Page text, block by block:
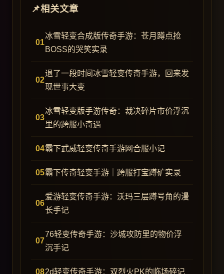
相关文章
冰雪轻变合成版传奇手游：苍月蹲点抢
BOSS的哭笑实录
退了一段时间冰雪轻变传奇手游，回来发
现世事大变
冰雪轻变版手游传奇：裁决碎片市价浮沉
里的跨服小奇遇
霸下武威轻变传奇手游网合服小记
霸下传奇轻变手游｜跨服打宝蹲矿实录
爱游轻变传奇手游：沃玛三层蹲号角的漫
长手记
76轻变传奇手游：沙城攻防里的物价浮
沉手记
2d轻变传奇手游：双烈火PK的临场碎记